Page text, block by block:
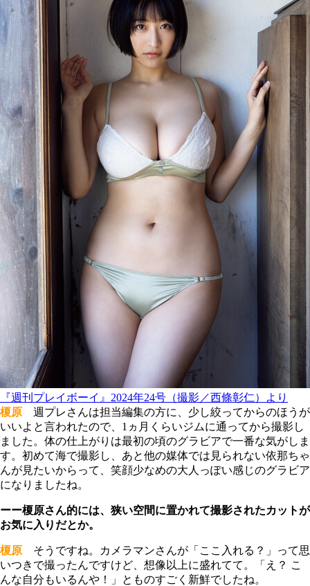
『週刊プレイボーイ』2024年24号（撮影／西條彰仁）より
榎原 週プレさんは担当編集の方に、少し絞ってからのほうが
いいよと言われたので、1ヵ月くらいジムに通ってから撮影し
ました。体の仕上がりは最初の頃のグラビアで一番な気がしま
す。初めて海で撮影し、あと他の媒体では見られない依那ちゃ
んが見たいからって、笑顔少なめの大人っぽい感じのグラビア
になりましたね。
ーー榎原さん的には、狭い空間に置かれて撮影されたカットが
お気に入りだとか。
榎原 そうですね。カメラマンさんが「ここ入れる？」って思
いつきで撮ったんですけど、想像以上に盛れてて。「え？ こ
んな自分もいるんや！」とものすごく新鮮でしたね。